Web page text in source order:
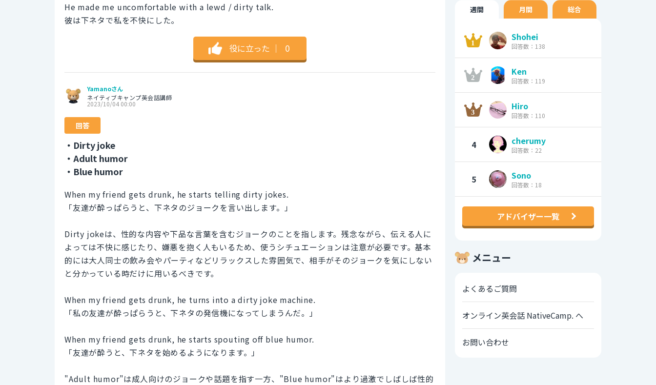
He made me uncomfortable with a lewd / dirty talk.
彼は下ネタで私を不快にした。
役に立った ｜ 0
Yamanoさん
ネイティブキャンプ英会話講師
2023/10/04 00:00
回答
・Dirty joke
・Adult humor
・Blue humor
When my friend gets drunk, he starts telling dirty jokes.
「友達が酔っぱらうと、下ネタのジョークを言い出します。」
Dirty jokeは、性的な内容や下品な言葉を含むジョークのことを指します。残念ながら、伝える人に
よっては不快に感じたり、嫌悪を抱く人もいるため、使うシチュエーションは注意が必要です。基本
的には大人同士の飲み会やパーティなどリラックスした雰囲気で、相手がそのジョークを気にしない
と分かっている時だけに用いるべきです。
When my friend gets drunk, he turns into a dirty joke machine.
「私の友達が酔っぱらうと、下ネタの発信機になってしまうんだ。」
When my friend gets drunk, he starts spouting off blue humor.
「友達が酔うと、下ネタを始めるようになります。」
"Adult humor"は成人向けのジョークや話題を指す一方、"Blue humor"はより過激でしばしば性的
週間 月間 総合
Shohei
回答数：138
Ken
回答数：119
Hiro
回答数：110
4 cherumy
回答数：22
5 Sono
回答数：18
アドバイザー一覧
メニュー
よくあるご質問
オンライン英会話 NativeCamp. へ
お問い合わせ